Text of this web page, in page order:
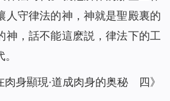
人守律法的神，神就是聖殿裏的
神，話不能這麽説，律法下的工
身顯現·道成肉身的奥秘 四》